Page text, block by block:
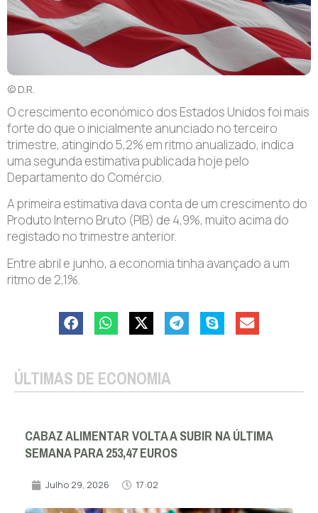
© D.R.
O crescimento económico dos Estados Unidos foi mais
forte do que o inicialmente anunciado no terceiro
trimestre, atingindo 5,2% em ritmo anualizado, indica
uma segunda estimativa publicada hoje pelo
Departamento do Comércio.
A primeira estimativa dava conta de um crescimento do
Produto Interno Bruto (PIB) de 4,9%, muito acima do
registado no trimestre anterior.
Entre abril e junho, a economia tinha avançado a um
ritmo de 2,1%.
ÚLTIMAS DE ECONOMIA
CABAZ ALIMENTAR VOLTA A SUBIR NA ÚLTIMA
SEMANA PARA 253,47 EUROS
Julho 29, 2026 17:02